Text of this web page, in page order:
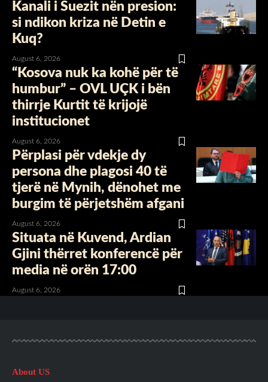
Kanali i Suezit nën presion:
si ndikon kriza në Detin e
Kuq?
August 6, 2026
“Kosova nuk ka kohë për të
humbur” – OVL UÇK i bën
thirrje Kurtit të krijojë
institucionet
August 6, 2026
Përplasi për vdekje dy
persona dhe plagosi 40 të
tjerë në Mynih, dënohet me
burgim të përjetshëm afgani
August 6, 2026
Situata në Kuvend, Ardian
Gjini thërret konferencë për
media në orën 17:00
August 6, 2026
About US